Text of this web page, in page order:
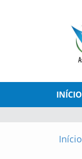
INÍCIO
Início